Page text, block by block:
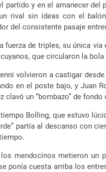
partido y en el amanecer
rival sin ideas con el
del consistente pasaje
fuerza de triples, su única
que circularon la
volvieron a castigar
en el poste bajo, y Juan
clavó un “bombazo” de
Bolling, que estuvo
partía al descanso con
mendocinos metieron un
ponía cuesta arriba los